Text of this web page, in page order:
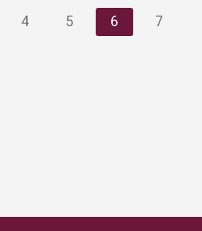
4 5 6 7